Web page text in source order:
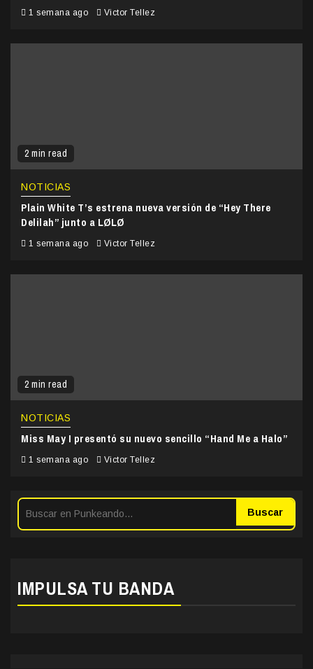
1 semana ago Victor Tellez
2 min read
NOTICIAS
Plain White T’s estrena nueva versión de “Hey There
Delilah” junto a LØLØ
1 semana ago Victor Tellez
2 min read
NOTICIAS
Miss May I presentó su nuevo sencillo “Hand Me a Halo”
1 semana ago Victor Tellez
Buscar
IMPULSA TU BANDA